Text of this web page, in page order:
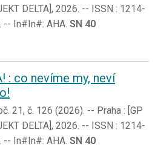
DELTA], 2026. -- ISSN : 1214-
-- In#In#: AHA. SN 40
: co nevíme my, neví
21, č. 126 (2026). -- Praha : [GP
DELTA], 2026. -- ISSN : 1214-
-- In#In#: AHA. SN 40